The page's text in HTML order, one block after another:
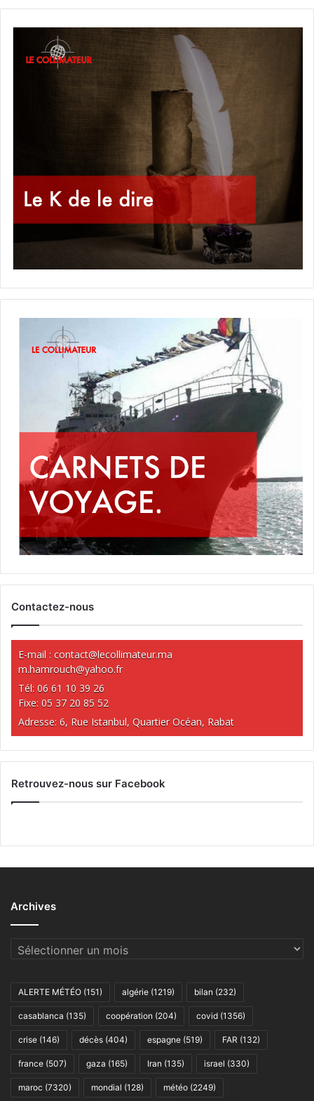
Contactez-nous
E-mail : contact@lecollimateur.ma
m.hamrouch@yahoo.fr
Tél: 06 61 10 39 26
Fixe: 05 37 20 85 52
Adresse: 6, Rue Istanbul, Quartier Océan, Rabat
Retrouvez-nous sur Facebook
Archives
Archives
ALERTE MÉTÉO (151) algérie (1219) bilan (232)
casablanca (135) coopération (204) covid (1356)
crise (146) décès (404) espagne (519) FAR (132)
france (507) gaza (165) Iran (135) israel (330)
maroc (7320) mondial (128) météo (2249)